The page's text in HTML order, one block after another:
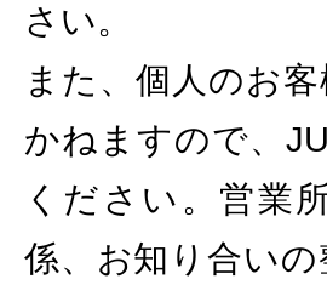
さい。
また、個人のお
かねますので、
ください。営業
係、お知り合い